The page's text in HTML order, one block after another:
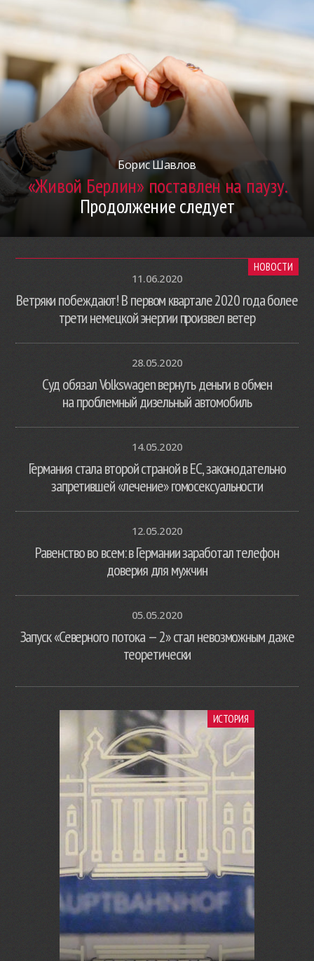
Борис Шавлов
«Живой Берлин» поставлен на паузу.
Продолжение следует
НОВОСТИ
11.06.2020
Ветряки побеждают! В первом квартале 2020 года более
трети немецкой энергии произвел ветер
28.05.2020
Суд обязал Volkswagen вернуть деньги в обмен
на проблемный дизельный автомобиль
14.05.2020
Германия стала второй страной в ЕС, законодательно
запретившей «лечение» гомосексуальности
12.05.2020
Равенство во всем: в Германии заработал телефон
доверия для мужчин
05.05.2020
Запуск «Северного потока — 2» стал невозможным даже
теоретически
ИСТОРИЯ